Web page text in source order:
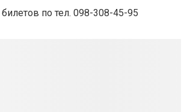
по тел. 098-308-45-95